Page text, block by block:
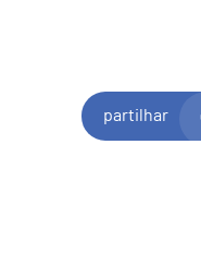
partilhar